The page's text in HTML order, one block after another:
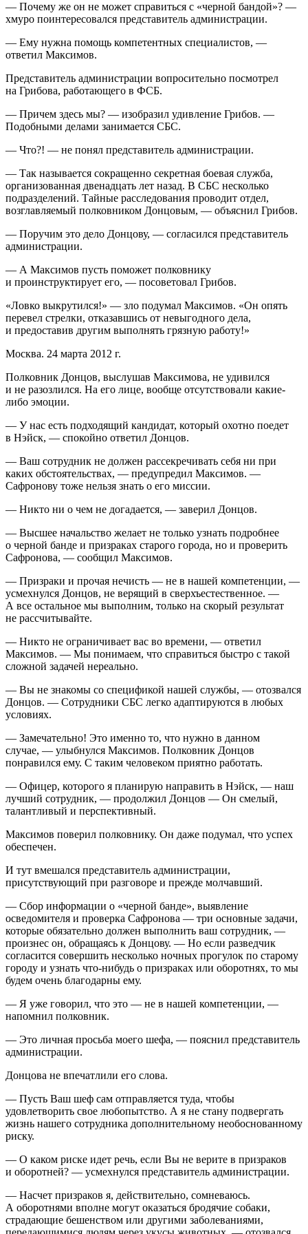
— Почему же он не может справиться с «черной бандой»? —
хмуро поинтересовался представитель администрации.
— Ему нужна помощь компетентных специалистов, —
ответил Максимов.
Представитель администрации вопросительно посмотрел
на Грибова, работающего в ФСБ.
— Причем здесь мы? — изобразил удивление Грибов. —
Подобными делами занимается СБС.
— Что?! — не понял представитель администрации.
— Так называется сокращенно секретная боевая служба,
организованная двенадцать лет назад. В СБС несколько
подразделений. Тайные расследования проводит отдел,
возглавляемый полковником Донцовым, — объяснил Грибов.
— Поручим это дело Донцову, — согласился представитель
администрации.
— А Максимов пусть поможет полковнику
и проинструктирует его, — посоветовал Грибов.
«Ловко выкрутился!» — зло подумал Максимов. «Он опять
перевел стрелки, отказавшись от невыгодного дела,
и предоставив другим выполнять грязную работу!»
Москва. 24 марта 2012 г.
Полковник Донцов, выслушав Максимова, не удивился
и не разозлился. На его лице, вообще отсутствовали какие-
либо эмоции.
— У нас есть подходящий кандидат, который охотно поедет
в Нэйск, — спокойно ответил Донцов.
— Ваш сотрудник не должен рассекречивать себя ни при
каких обстоятельствах, — предупредил Максимов. —
Сафронову тоже нельзя знать о его миссии.
— Никто ни о чем не догадается, — заверил Донцов.
— Высшее начальство желает не только узнать подробнее
о черной банде и призраках старого города, но и проверить
Сафронова, — сообщил Максимов.
— Призраки и прочая нечисть — не в нашей компетенции, —
усмехнулся Донцов, не верящий в сверхъестественное. —
А все остальное мы выполним, только на скорый результат
не рассчитывайте.
— Никто не ограничивает вас во времени, — ответил
Максимов. — Мы понимаем, что справиться быстро с такой
сложной задачей нереально.
— Вы не знакомы со спецификой нашей службы, — отозвался
Донцов. — Сотрудники СБС легко адаптируются в любых
условиях.
— Замечательно! Это именно то, что нужно в данном
случае, — улыбнулся Максимов. Полковник Донцов
понравился ему. С таким человеком приятно работать.
— Офицер, которого я планирую направить в Нэйск, — наш
лучший сотрудник, — продолжил Донцов — Он смелый,
талантливый и перспективный.
Максимов поверил полковнику. Он даже подумал, что успех
обеспечен.
И тут вмешался представитель администрации,
присутствующий при разговоре и прежде молчавший.
— Сбор информации о «черной банде», выявление
осведомителя и проверка Сафронова — три основные задачи,
которые обязательно должен выполнить ваш сотрудник, —
произнес он, обращаясь к Донцову. — Но если разведчик
согласится совершить несколько ночных прогулок по старому
городу и узнать что-нибудь о призраках или оборотнях, то мы
будем очень благодарны ему.
— Я уже говорил, что это — не в нашей компетенции, —
напомнил полковник.
— Это личная просьба моего шефа, — пояснил представитель
администрации.
Донцова не впечатлили его слова.
— Пусть Ваш шеф сам отправляется туда, чтобы
удовлетворить свое любопытство. А я не стану подвергать
жизнь нашего сотрудника дополнительному необоснованному
риску.
— О каком риске идет речь, если Вы не верите в призраков
и оборотней? — усмехнулся представитель администрации.
— Насчет призраков я, действительно, сомневаюсь.
А оборотнями вполне могут оказаться бродячие собаки,
страдающие бешенством или другими заболеваниями,